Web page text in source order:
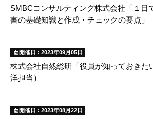
SMBCコンサルティング株式会社「１日
書の基礎知識と作成・チェックの要点」
開催日 : 2023年09月05日
株式会社自然総研「役員が知っておきた
洋担当）
開催日 : 2023年08月22日